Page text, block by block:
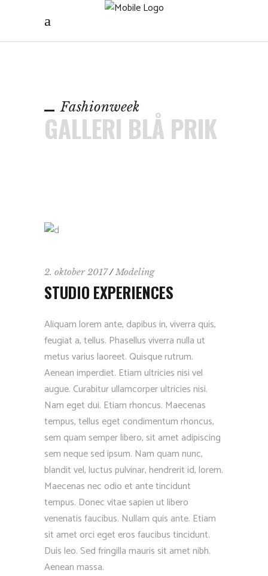
Fashionweek
GALLERI BLÅ PRIK
2. oktober 2017 Modeling
STUDIO EXPERIENCES
Aliquam lorem ante, dapibus in, viverra quis,
feugiat a, tellus. Phasellus viverra nulla ut
metus varius laoreet. Quisque rutrum.
Aenean imperdiet. Etiam ultricies nisi vel
augue. Curabitur ullamcorper ultricies nisi.
Nam eget dui. Etiam rhoncus. Maecenas
tempus, tellus eget condimentum rhoncus,
sem quam semper libero, sit amet adipiscing
sem neque sed ipsum. Nam quam nunc,
blandit vel, luctus pulvinar, hendrerit id, lorem.
Maecenas nec odio et ante tincidunt
tempus. Donec vitae sapien ut libero
venenatis faucibus. Nullam quis ante. Etiam
sit amet orci eget eros faucibus tincidunt.
Duis leo. Sed fringilla mauris sit amet nibh.
Aenean massa.